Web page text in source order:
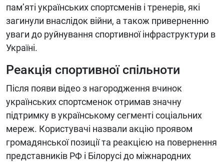
пам’яті українських спортсменів і тренерів, які
загинули внаслідок війни, а також приверненню
уваги до руйнування спортивної інфраструктури в
Україні.
Реакція спортивної спільноти
Після появи відео з нагородження вчинок
українських спортсменок отримав значну
підтримку в українському сегменті соціальних
мереж. Користувачі назвали акцію проявом
громадянської позиції та реакцією на повернення
представників РФ і Білорусі до міжнародних